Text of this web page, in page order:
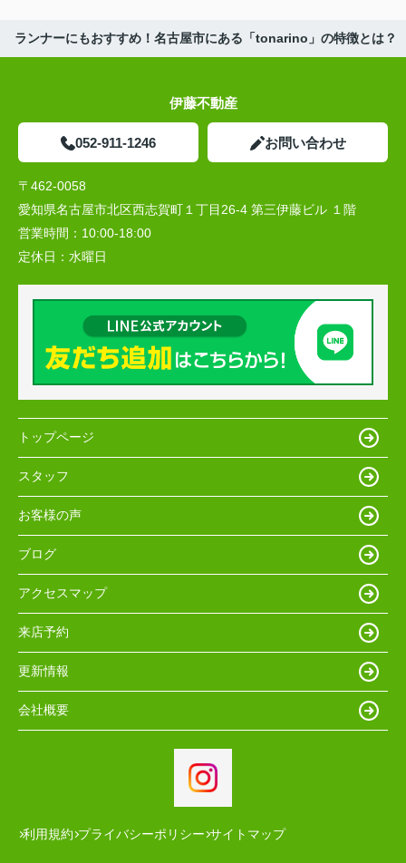
ランナーにもおすすめ！名古屋市にある「tonarino」の特徴とは？
伊藤不動産
052-911-1246 お問い合わせ
〒462-0058
愛知県名古屋市北区西志賀町１丁目26-4 第三伊藤ビル １階
営業時間： 10:00‐18:00
定休日： 水曜日
トップページ
スタッフ
お客様の声
ブログ
アクセスマップ
来店予約
更新情報
会社概要
利用規約 プライバシーポリシー サイトマップ